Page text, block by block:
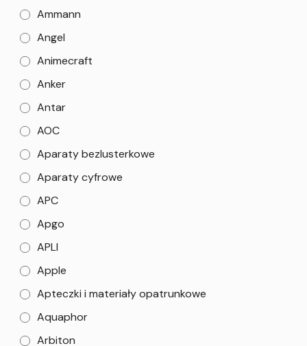
Ammann
Angel
Animecraft
Anker
Antar
AOC
Aparaty bezlusterkowe
Aparaty cyfrowe
APC
Apgo
APLI
Apple
Apteczki i materiały opatrunkowe
Aquaphor
Arbiton